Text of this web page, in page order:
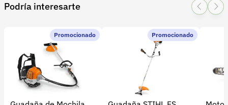
Tipo de producto:Insumo
Subcategoría:Fumigadoras de espalda
1 Star
2 Star
3 Star4 Star
0 calificaciones
5 Estrellas
4 Estrellas
Podría interesarte
Promocionado Promocionado